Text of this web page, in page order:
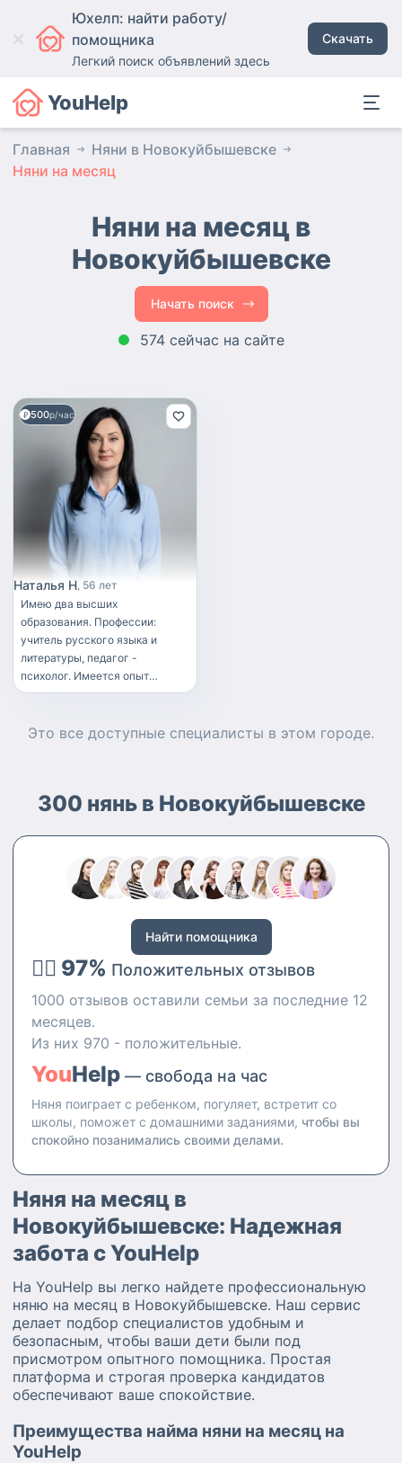
Юхелп: найти работу/
помощника
Легкий поиск объявлений здесь
Скачать
YouHelp
Главная
Няни в Новокуйбышевске
Няни на месяц
Няни на месяц в
Новокуйбышевске
Начать поиск
574 сейчас на сайте
500р/час
Наталья Н 56 лет
Имею два высших
образования. Профессии:
учитель русского языка и
литературы, педагог -
психолог. Имеется опыт
работы с детьми начальных
за шагом") Общительная,
петь (посещала музыкальную
выразительному чтению
(победитель конкурсов стихов
со школы, сейчас сама пишу
Это все доступные специалисты в этом городе.
300 нянь в Новокуйбышевске
Найти помощника
👍🏻 97% Положительных отзывов
1000 отзывов оставили семьи за последние 12
месяцев.
Из них 970 - положительные.
YouHelp — свобода на час
Няня поиграет с ребенком, погуляет, встретит со
школы, поможет с домашними заданиями, чтобы вы
спокойно позанимались своими делами.
Няня на месяц в
Новокуйбышевске: Надежная
забота с YouHelp
На YouHelp вы легко найдете профессиональную
няню на месяц в Новокуйбышевске. Наш сервис
делает подбор специалистов удобным и
безопасным, чтобы ваши дети были под
присмотром опытного помощника. Простая
платформа и строгая проверка кандидатов
обеспечивают ваше спокойствие.
Преимущества найма няни на месяц на
YouHelp